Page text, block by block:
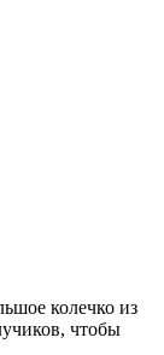
колечко из
чтобы